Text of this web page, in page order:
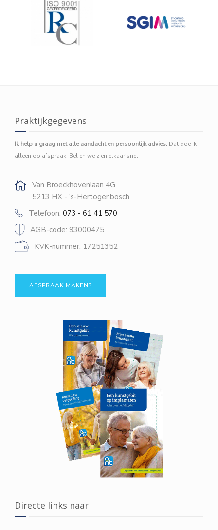
Praktijkgegevens
Ik help u graag met alle aandacht en persoonlijk advies. Dat doe ik
alleen op afspraak. Bel en we zien elkaar snel!
Van Broeckhovenlaan 4G
5213 HX - 's-Hertogenbosch
Telefoon: 073 - 61 41 570
AGB-code: 93000475
KVK-nummer: 17251352
AFSPRAAK MAKEN?
Directe links naar